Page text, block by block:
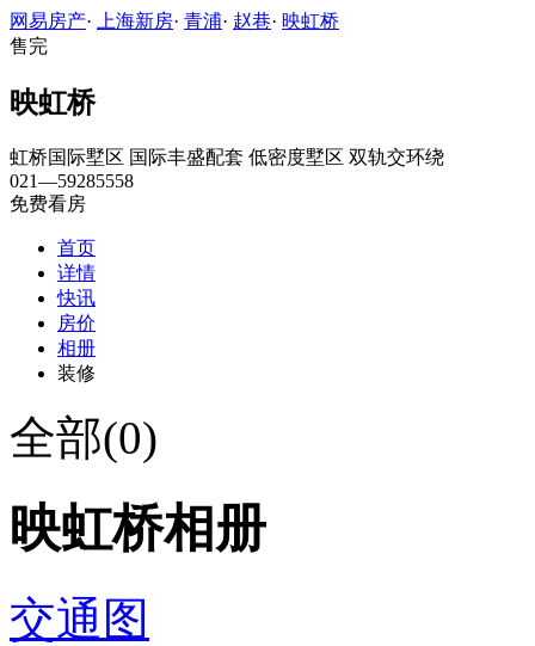
网易房产· 上海新房· 青浦· 赵巷· 映虹桥
售完
映虹桥
虹桥国际墅区 国际丰盛配套 低密度墅区 双轨交环绕
021—59285558
免费看房
首页
详情
快讯
房价
相册
装修
全部(0)
映虹桥相册
交通图